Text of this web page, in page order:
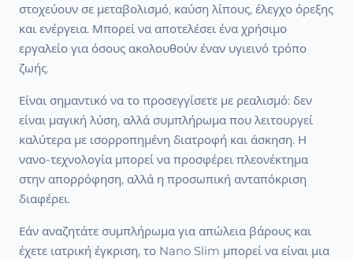
στοχεύουν σε μεταβολισμό, καύση λίπους, έλεγχο όρεξης
και ενέργεια. Μπορεί να αποτελέσει ένα χρήσιμο
εργαλείο για όσους ακολουθούν έναν υγιεινό τρόπο
ζωής.
Είναι σημαντικό να το προσεγγίσετε με ρεαλισμό: δεν
είναι μαγική λύση, αλλά συμπλήρωμα που λειτουργεί
καλύτερα με ισορροπημένη διατροφή και άσκηση. Η
νανο-τεχνολογία μπορεί να προσφέρει πλεονέκτημα
στην απορρόφηση, αλλά η προσωπική ανταπόκριση
διαφέρει.
Εάν αναζητάτε συμπλήρωμα για απώλεια βάρους και
έχετε ιατρική έγκριση, το Nano Slim μπορεί να είναι μια